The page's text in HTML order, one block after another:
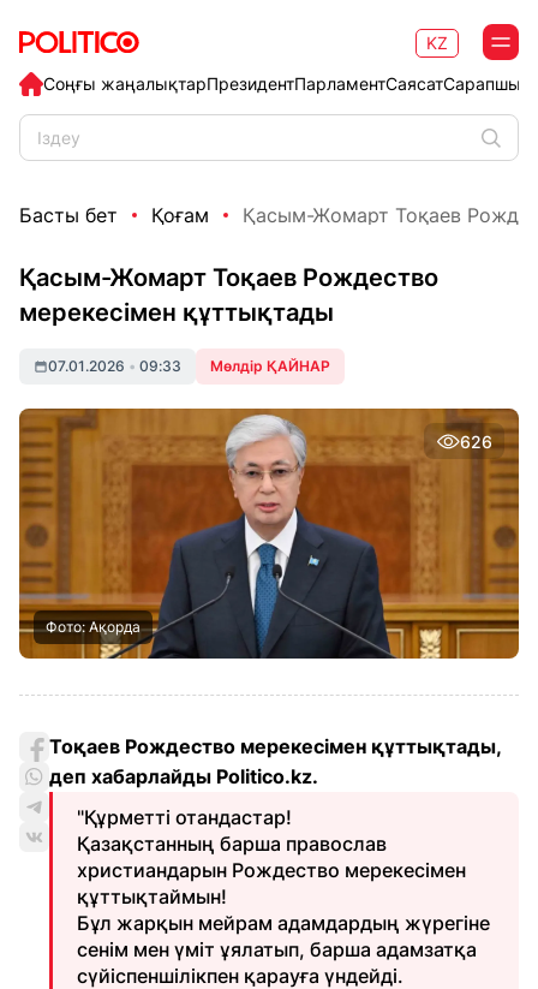
Соңғы жаңалықтарПрезидентПарламентСаясат
KZ
Басты бет Қоғам Қасым-Жомарт Тоқаев
Қасым-Жомарт Тоқаев Рождество
мерекесімен құттықтады
07.01.2026 • 09:33 Мөлдір ҚАЙНАР
626
Фото: Ақорда
Тоқаев Рождество мерекесімен құттықтады,
деп хабарлайды Politico.kz.
"Құрметті отандастар!
Қазақстанның барша православ
христиандарын Рождество мерекесімен
құттықтаймын!
Бұл жарқын мейрам адамдардың жүрегіне
сенім мен үміт ұялатып, барша адамзатқа
сүйіспеншілікпен қарауға үндейді.